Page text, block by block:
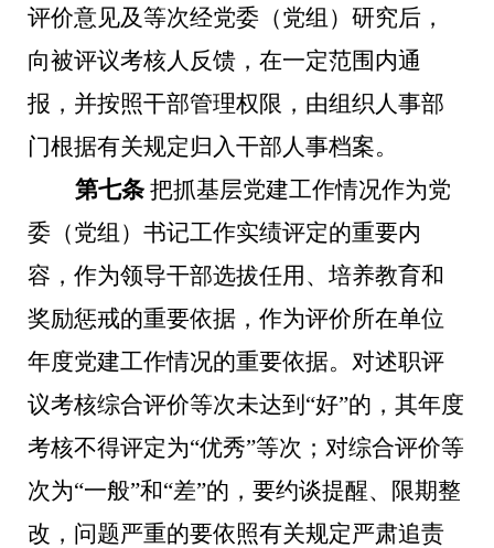
评价意见及等次经党委（党组）研究后，
向被评议考核人反馈，在一定范围内通
报，并按照干部管理权限，由组织人事部
门根据有关规定归入干部人事档案。
第七条 把抓基层党建工作情况作为党
委（党组）书记工作实绩评定的重要内
容，作为领导干部选拔任用、培养教育和
奖励惩戒的重要依据，作为评价所在单位
年度党建工作情况的重要依据。对述职评
议考核综合评价等次未达到“好”的，其年度
考核不得评定为“优秀”等次；对综合评价等
次为“一般”和“差”的，要约谈提醒、限期整
改，问题严重的要依照有关规定严肃追责